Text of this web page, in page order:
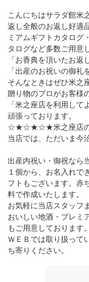
こんにちはサラダ館
返し全般のお返し好適
ミアムギフトカタログ
タログなど多数ご用
「お香典を頂いたお返
「出産のお祝いの御礼
そんなときはぜひ米之
贈り物のプロがお客様
「米之座店を利用して
頑張っております。
☆★☆★☆★米之座店
当店では、ただいま今
出産内祝い・御祝なら
１個から、お名入れで
フトもございます。赤
料で作成いたします。
お気軽に当店スタッフ
おいしい地酒・プレミ
もご用意しております。
ＷＥＢでは取り扱って
ち寄りください。